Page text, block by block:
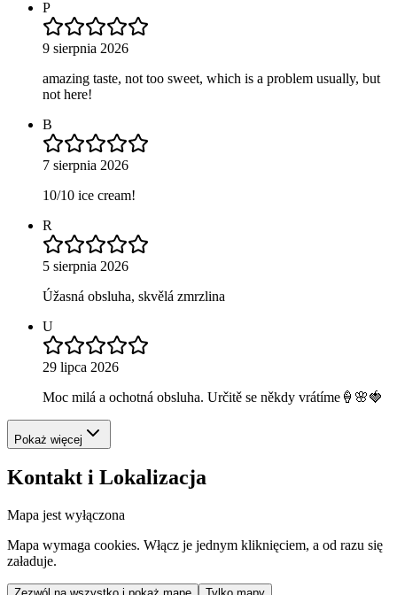
P
9 sierpnia 2026
amazing taste, not too sweet, which is a problem usually, but
not here!
B
7 sierpnia 2026
10/10 ice cream!
R
5 sierpnia 2026
Úžasná obsluha, skvělá zmrzlina
U
29 lipca 2026
Moc milá a ochotná obsluha. Určitě se někdy vrátíme🍦🌸🍓
Pokaż więcej
Kontakt i Lokalizacja
Mapa jest wyłączona
Mapa wymaga cookies. Włącz je jednym kliknięciem, a od razu się
załaduje.